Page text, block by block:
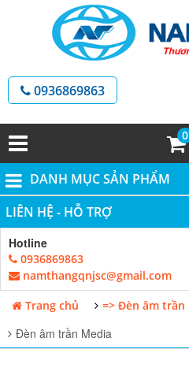
0936869863
0
DANH MỤC SẢN PHẨM
LIÊN HỆ - HỖ TRỢ
Hotline
0936869863
namthangqnjsc@gmail.com
Trang chủ
=> Đèn âm
Đèn âm trần Media